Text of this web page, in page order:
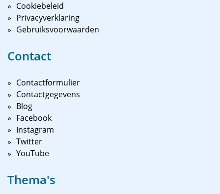
Cookiebeleid
Privacyverklaring
Gebruiksvoorwaarden
Contact
Contactformulier
Contactgegevens
Blog
Facebook
Instagram
Twitter
YouTube
Thema's